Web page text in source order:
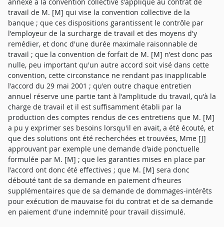
travail de M. [M] qui vise la convention collective de la
banque ; que ces dispositions garantissent le contrôle par
l'employeur de la surcharge de travail et des moyens d'y
remédier, et donc d'une durée maximale raisonnable de
travail ; que la convention de forfait de M. [M] n'est donc pas
nulle, peu important qu'un autre accord soit visé dans cette
convention, cette circonstance ne rendant pas inapplicable
l'accord du 29 mai 2001 ; qu'en outre chaque entretien
annuel réserve une partie tant à l'amplitude du travail, qu'à la
charge de travail et il est suffisamment établi par la
production des comptes rendus de ces entretiens que M. [M]
a pu y exprimer ses besoins lorsqu'il en avait, a été écouté, et
que des solutions ont été recherchées et trouvées, Mme [J]
approuvant par exemple une demande d'aide ponctuelle
formulée par M. [M] ; que les garanties mises en place par
l'accord ont donc été effectives ; que M. [M] sera donc
débouté tant de sa demande en paiement d'heures
supplémentaires que de sa demande de dommages-intérêts
pour exécution de mauvaise foi du contrat et de sa demande
en paiement d'une indemnité pour travail dissimulé.